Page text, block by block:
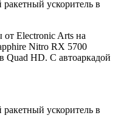
Electronic Arts на
Nitro RX 5700
Quad HD. C автоаркадой